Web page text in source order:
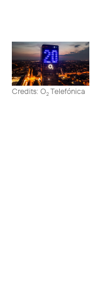
Credits: O2Telefónica